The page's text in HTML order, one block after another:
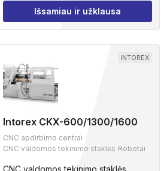
Išsamiau ir užklausa
INTOREX
Intorex CKX-600/1300/1600
CNC apdirbimo centrai
CNC valdomos tekinimo staklės Robotai
CNC valdomos tekinimo staklės.